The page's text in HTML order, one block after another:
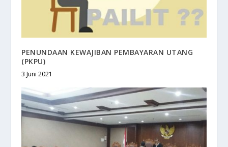
PENUNDAAN KEWAJIBAN PEMBAYARAN UTANG
(PKPU)
3 Juni 2021